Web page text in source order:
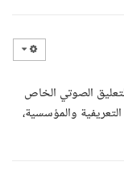
الصوتي الخاص
والمؤسسية،